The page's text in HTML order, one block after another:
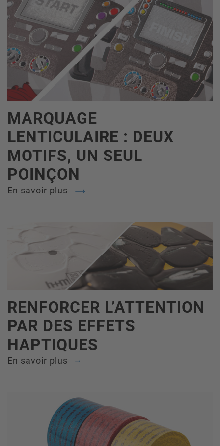
MARQUAGE
LENTICULAIRE : DEUX
MOTIFS, UN SEUL
POINÇON
En savoir plus
RENFORCER L’ATTENTION
PAR DES EFFETS
HAPTIQUES
En savoir plus